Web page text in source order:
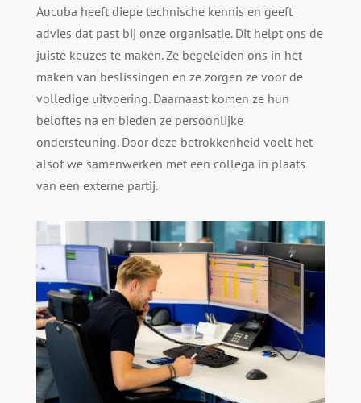
Aucuba heeft diepe technische kennis en geeft
advies dat past bij onze organisatie. Dit helpt ons de
juiste keuzes te maken. Ze begeleiden ons in het
maken van beslissingen en ze zorgen ze voor de
volledige uitvoering. Daarnaast komen ze hun
beloftes na en bieden ze persoonlijke
ondersteuning. Door deze betrokkenheid voelt het
alsof we samenwerken met een collega in plaats
van een externe partij.